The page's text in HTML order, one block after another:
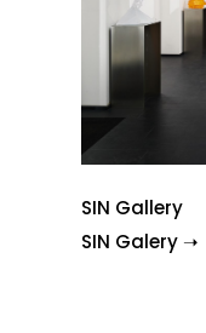
SIN Gallery
SIN Galery ➝